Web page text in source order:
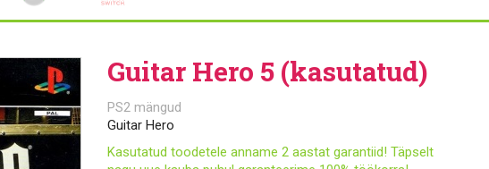
Guitar Hero 5 (kasutatud)
PS2 mängud
Guitar Hero
Kasutatud toodetele anname 2 aastat garantiid! Täpselt